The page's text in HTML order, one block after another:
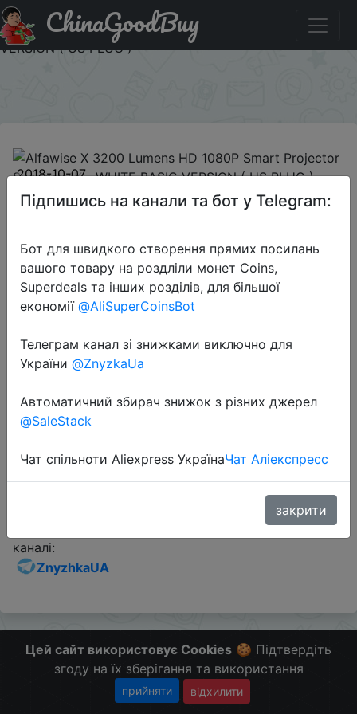
Код на знижку GB929CP11 Alfawise X 3200 Lumens HD
1080P Smart Projector Support 4K - WHITE BASIC
VERSION ( US PLUG )
ChinaGoodBuy
2018-10-07
Alfawise X 3200 Lumens HD 1080P
Smart Projector Support 4K - WHITE
BASIC VERSION ( US PLUG )
$138.99
Промокод:
Слідкуйте за знижками на мобільному, в телеграм
каналі:
ZnyzhkaUA
Цей сайт використовує Cookies 🍪 Підтвердіть
згоду на їх зберігання та використання
прийняти відхилити
Підпишись на канали та бот у Telegram:
Бот для швидкого створення прямих посилань
вашого товару на роздліли монет Coins,
Superdeals та інших розділів, для більшої
економії @AliSuperCoinsBot
Телеграм канал зі знижками виключно для
України @ZnyzkaUa
Автоматичний збирач знижок з різних джерел
@SaleStack
Чат спільноти Aliexpress УкраїнаЧат Аліекспресс
закрити